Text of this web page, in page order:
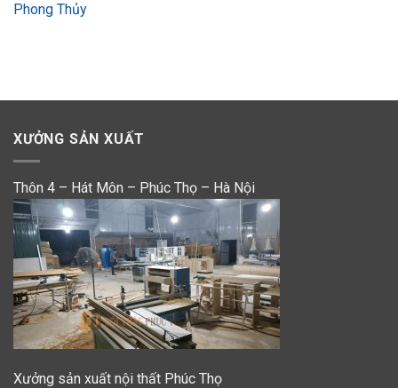
Phong Thủy
XƯỞNG SẢN XUẤT
Thôn 4 – Hát Môn – Phúc Thọ – Hà Nội
Xưởng sản xuất nội thất Phúc Thọ